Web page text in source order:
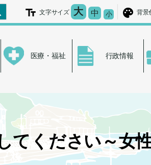
文字サイズ 大文字を大きく
中 文字の大き
小文字を小さ
背景
医療・福祉 行政情報
てください～女